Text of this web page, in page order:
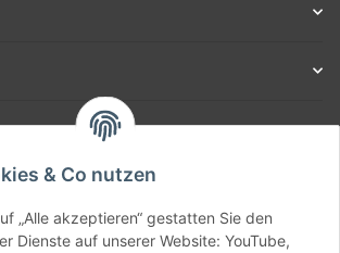
& Co nutzen
„Alle akzeptieren“ gestatten Sie den
Dienste auf unserer Website: YouTube,
Simplified. Worldwide. ( B2B Shop )